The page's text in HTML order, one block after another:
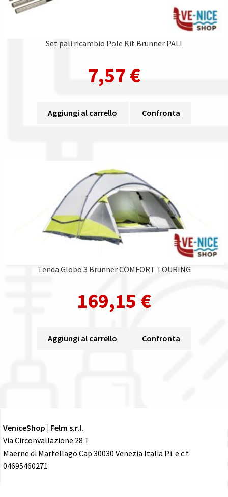
Set pali ricambio Pole Kit Brunner PALI
7,57 €
Aggiungi al carrello Confronta
Tenda Globo 3 Brunner COMFORT TOURING
169,15 €
Aggiungi al carrello Confronta
VeniceShop | Felm s.r.l.
Via Circonvallazione 28 T
Maerne di Martellago Cap 30030 Venezia Italia P.i. e c.f.
04695460271